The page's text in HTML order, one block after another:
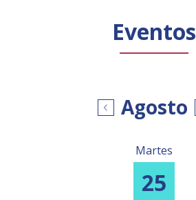
Eventos
Agosto
Martes
25